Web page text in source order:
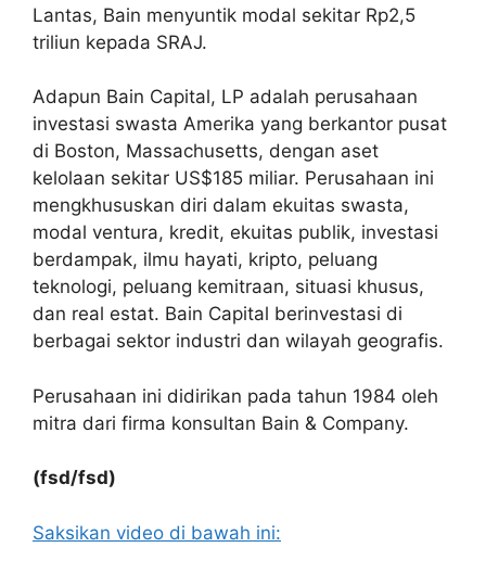
Lantas, Bain menyuntik modal sekitar Rp2,5
triliun kepada SRAJ.
Adapun Bain Capital, LP adalah perusahaan
investasi swasta Amerika yang berkantor pusat
di Boston, Massachusetts, dengan aset
kelolaan sekitar US$185 miliar. Perusahaan ini
mengkhususkan diri dalam ekuitas swasta,
modal ventura, kredit, ekuitas publik, investasi
berdampak, ilmu hayati, kripto, peluang
teknologi, peluang kemitraan, situasi khusus,
dan real estat. Bain Capital berinvestasi di
berbagai sektor industri dan wilayah geografis.
Perusahaan ini didirikan pada tahun 1984 oleh
mitra dari firma konsultan Bain & Company.
(fsd/fsd)
Saksikan video di bawah ini: